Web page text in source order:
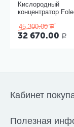
Кислородный
концентратор
45 300.00 Р
32 670.00 Р
Кабинет
Полезная